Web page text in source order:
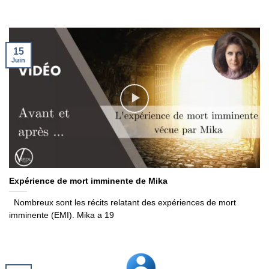
Expérience de mort imminente de Mika
Nombreux sont les récits relatant des expériences de mort
imminente (EMI). Mika a 19
15
Juin